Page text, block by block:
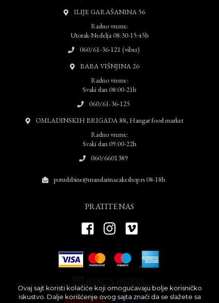
ILIJE GARAŠANINA 56
Radno vreme:
Utorak-Nedelja 08:30-15:45h
060/61-36-121 (viber)
BABA VIŠNJINA 26
Radno vreme:
Svaki dan 08:00-21h
060/61-36-125
OMLADINSKIH BRIGADA 88, Hangar food market
Radno vreme:
Svaki dan 09:00-22h
060/6601389
porudzbine@mandarinacakeshop.rs 08-18h
PRATITE NAS
Ovaj sajt koristi kolačiće koji omogućavaju bolje korisničko
iskustvo. Dalje korišćenje ovog sajta znači da se slažete sa